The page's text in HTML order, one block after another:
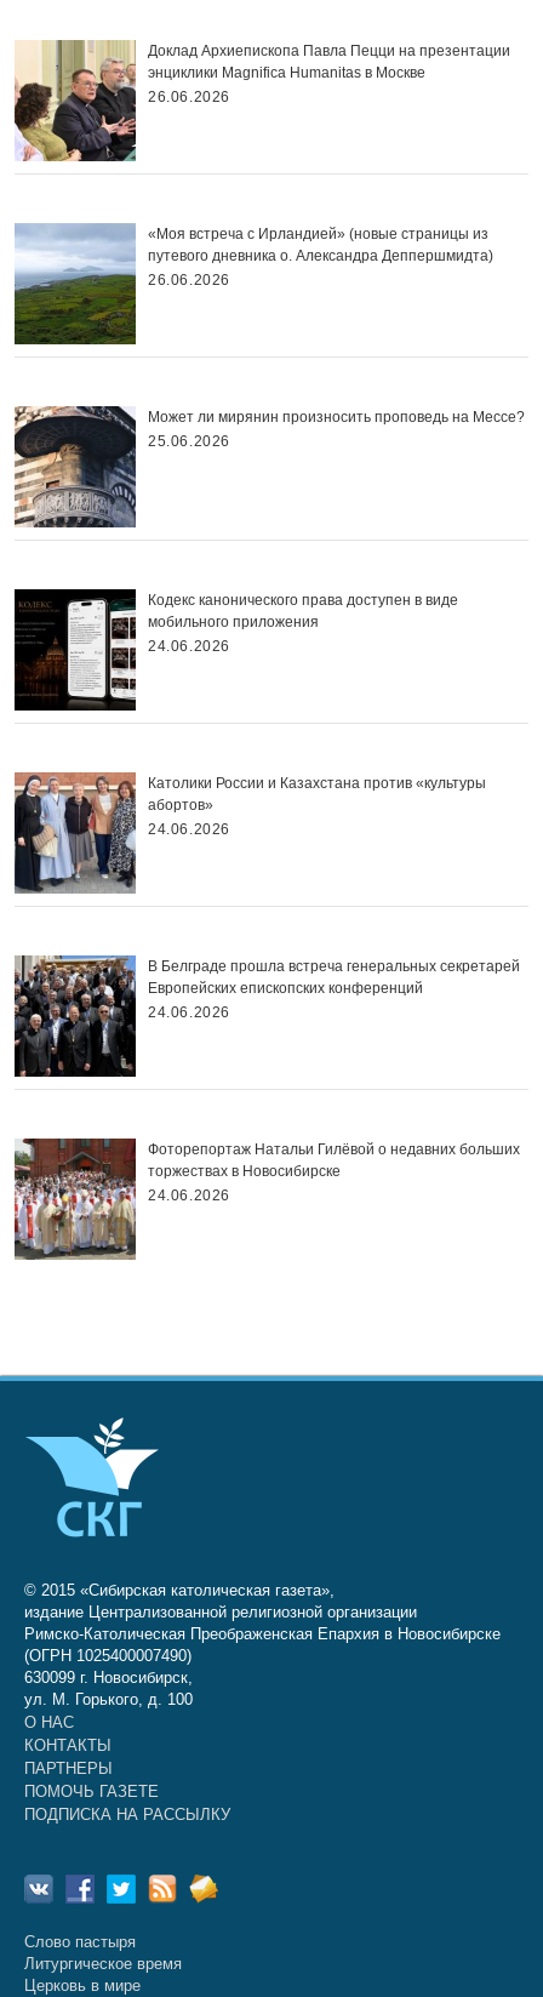
Доклад Архиепископа Павла Пецци на презентации
энциклики Magnifica Нumanitas в Москве
26.06.2026
«Моя встреча с Ирландией» (новые страницы из
путевого дневника о. Александра Деппершмидта)
26.06.2026
Может ли мирянин произносить проповедь на Мессе?
25.06.2026
Кодекс канонического права доступен в виде
мобильного приложения
24.06.2026
Католики России и Казахстана против «культуры
абортов»
24.06.2026
В Белграде прошла встреча генеральных секретарей
Европейских епископских конференций
24.06.2026
Фоторепортаж Натальи Гилёвой о недавних больших
торжествах в Новосибирске
24.06.2026
© 2015 «Сибирская католическая газета»,
издание Централизованной религиозной организации
Римско-Католическая Преображенская Епархия в Новосибирске
(ОГРН 1025400007490)
630099 г. Новосибирск,
ул. М. Горького, д. 100
О НАС
КОНТАКТЫ
ПАРТНЕРЫ
ПОМОЧЬ ГАЗЕТЕ
ПОДПИСКА НА РАССЫЛКУ
Слово пастыря
Литургическое время
Церковь в мире